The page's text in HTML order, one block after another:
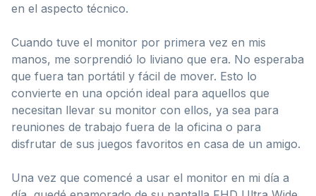
en el aspecto técnico.
Cuando tuve el monitor por primera vez en mis
manos, me sorprendió lo liviano que era. No esperaba
que fuera tan portátil y fácil de mover. Esto lo
convierte en una opción ideal para aquellos que
necesitan llevar su monitor con ellos, ya sea para
reuniones de trabajo fuera de la oficina o para
disfrutar de sus juegos favoritos en casa de un amigo.
Una vez que comencé a usar el monitor en mi día a